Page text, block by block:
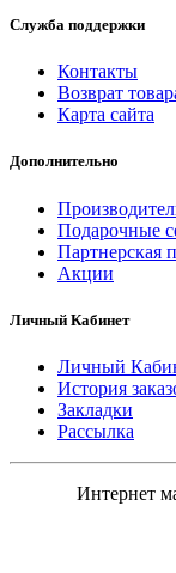
Служба поддержки
Контакты
Возврат
Карта сайта
Дополнительно
Подарочные
Партнерская
Акции
Личный Кабинет
Личный
История
Закладки
Рассылка
Интернет